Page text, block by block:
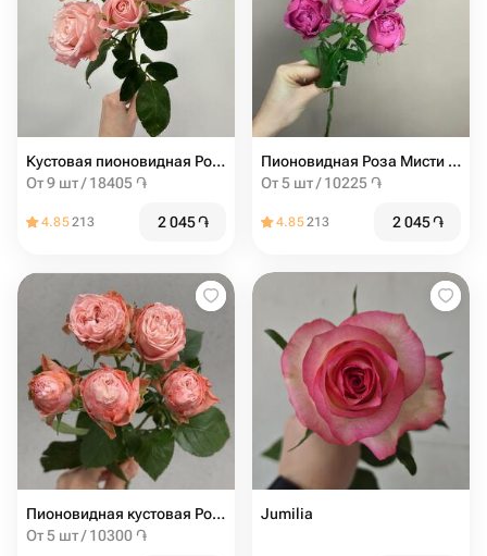
Кустовая пионовидная Роза мадам бомбастик от 9шт
От 9 шт / 18405 ֏
4.85213 2 045֏
Пионовидная Роза Мисти баблс от 5шт
От 5 шт / 10225 ֏
4.85213 2 045֏
Пионовидная кустовая Роза Madam Bombastic штучно (от 5 шт)
От 5 шт / 10300 ֏
Jumilia